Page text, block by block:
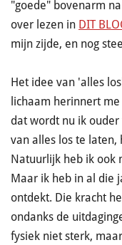
"goede" bovenarm
over lezen in DIT
mijn zijde, en nog
Het idee van 'alles
lichaam herinnert
dat wordt nu ik
van alles los te laten,
Natuurlijk heb ik ook
Maar ik heb in al die
ontdekt. Die kracht
ondanks de
fysiek niet sterk,